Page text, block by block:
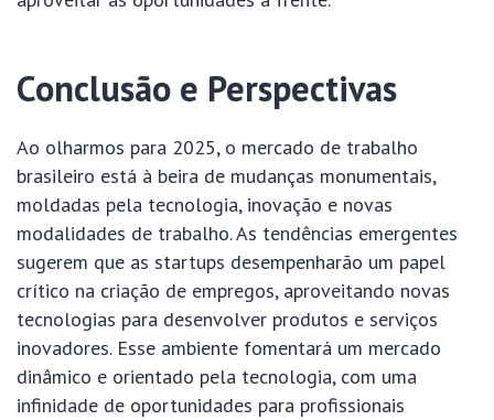
Conclusão e Perspectivas
Ao olharmos para 2025, o mercado de trabalho
brasileiro está à beira de mudanças monumentais,
moldadas pela tecnologia, inovação e novas
modalidades de trabalho. As tendências emergentes
sugerem que as startups desempenharão um papel
crítico na criação de empregos, aproveitando novas
tecnologias para desenvolver produtos e serviços
inovadores. Esse ambiente fomentará um mercado
dinâmico e orientado pela tecnologia, com uma
infinidade de oportunidades para profissionais